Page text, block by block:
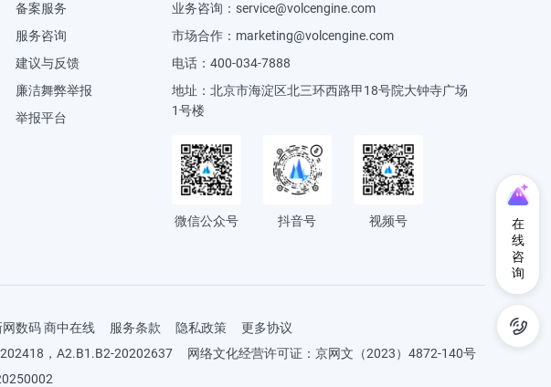
备案服务
服务咨询
建议与反馈
廉洁舞弊举报
举报平台
业务咨询： service@volcengine.com
市场合作： marketing@volcengine.com
电话：400-034-7888
地址：北京市海淀区北三环西路甲18号院大钟寺广场
1号楼
微信公众号 抖音号 视频号
数码 商中在线 服务条款 隐私政策
更多协议
，A2.B1.B2-20202637
网络文化经营许可证：京网文（2023）4872-140号
在
线
咨
询